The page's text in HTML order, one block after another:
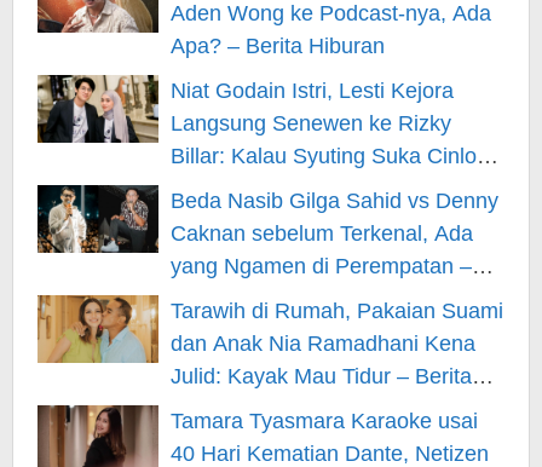
Aden Wong ke Podcast-nya, Ada
Apa? – Berita Hiburan
Niat Godain Istri, Lesti Kejora
Langsung Senewen ke Rizky
Billar: Kalau Syuting Suka Cinlok?
– Berita Hiburan
Beda Nasib Gilga Sahid vs Denny
Caknan sebelum Terkenal, Ada
yang Ngamen di Perempatan –
Berita Hiburan
Tarawih di Rumah, Pakaian Suami
dan Anak Nia Ramadhani Kena
Julid: Kayak Mau Tidur – Berita
Hiburan
Tamara Tyasmara Karaoke usai
40 Hari Kematian Dante, Netizen